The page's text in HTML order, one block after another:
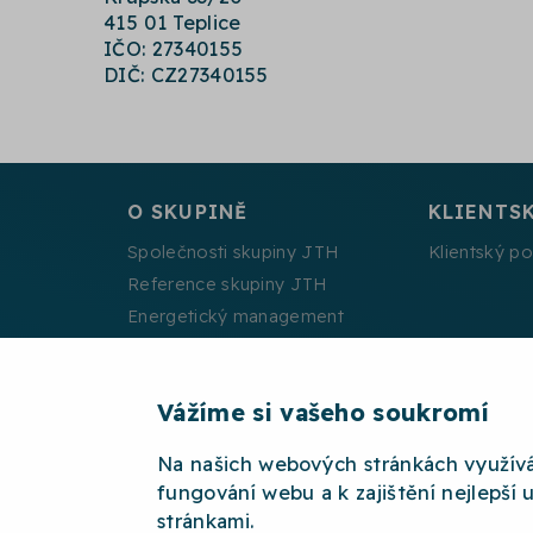
Vážíme si vašeho soukromí
Na našich webových stránkách
fungování webu a k zajištění nejlepší
stránkami.
415 01 Teplice
IČO: 27340155
DIČ: CZ27340155
O SKUPINĚ
Společnosti skupiny JTH
Reference skupiny JTH
Energetický management
Klientský
2026 © JTH OCHRANA OSOBNÍCH ÚDAJŮ